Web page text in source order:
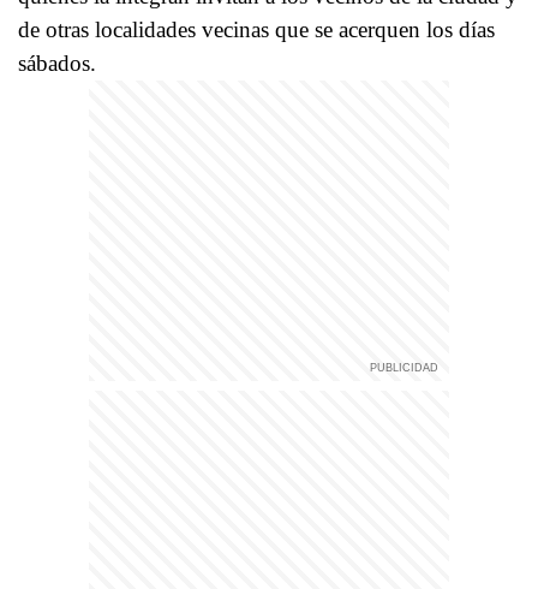
de otras localidades vecinas que se acerquen los días
sábados.